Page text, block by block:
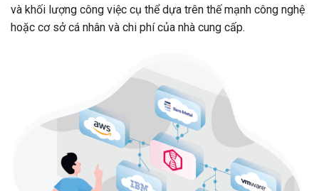
và khối lượng công việc cụ thể dựa trên thế mạnh công nghệ
hoặc cơ sở cá nhân và chi phí của nhà cung cấp.